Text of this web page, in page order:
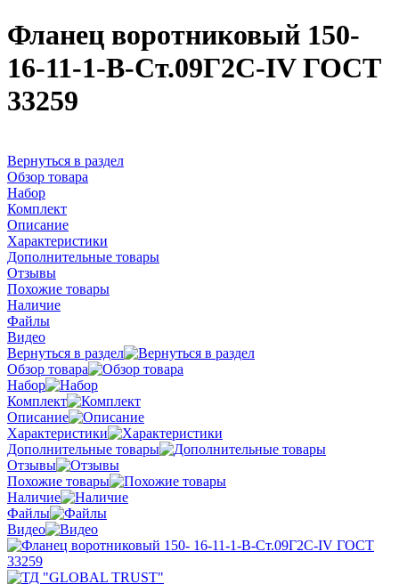
Фланец воротниковый 150-
16-11-1-B-Ст.09Г2С-IV ГОСТ
33259
Вернуться в раздел
Обзор товара
Набор
Комплект
Описание
Характеристики
Дополнительные товары
Отзывы
Похожие товары
Наличие
Файлы
Видео
Вернуться в раздел
Обзор товара
Набор
Комплект
Описание
Характеристики
Дополнительные товары
Отзывы
Похожие товары
Наличие
Файлы
Видео